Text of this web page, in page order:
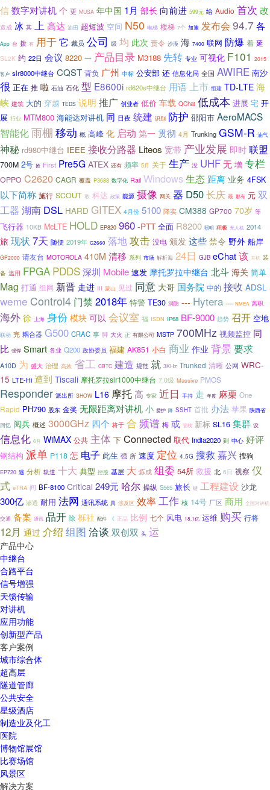
信数字对讲机 个 更 MUSA 年中国 1月 部长 向前进 599元 给 Audio 首次 改
造成 冰 其 上 高达 油田 超短波 空间 N50 电梯 楼梯 7个 加速 发布会 94.7各
App 台 拨 有 用于它 裁员 公司 级 均 此次 责令 沙漠 海 7400 联网 防爆 着 延
SL2K 约 22日 会议 8220 一 产品目录 M3188 先转 专业 可视化 F101 2015
客户 slr8000中继台 CQST 背负 广州 中标 公安部 还 信息化局 全国 AWIRE 南沙
很 正在 推 啦 石油 石化 型 E8600i rd620s中继台 用语 上市 组建 TD-LTE 海
峡 建筑 大的 穿越 TEDS 说明 推广 创业者 低价 车载 QChat 低成本 进展 宅 开
展 行业 MTM800 海能达对讲机 同 日夜 统建 识别 防护 邵阳市 AeroMACS
智能化雨棚 移动 概 高峰 化 启动 第一 贯彻 4月 Trunking GSM-R 油气
神秘 rd980中继台 IEEE 接收分路器 Liteos 宽带 产业发展 即时 联盟
700M 2号 抢 First Pre5G ATEX 还有 频率 5月 关于 生产 没 UHF无 增 专栏
OPPO C2620 CAGR 覆盖 P3688 数字化 Rail Windows生态 距离 业务 4FSK
以下简称 施行 SCOUT 敢 科达 政策 能源 摄像 网关 器 D50长庆 最 那有 元 双
工器 湖南 DSL HARD GITEX 4月份 5100 降实 CM388 GP700 70岁 等
飞行器 10KB McLTE HOLD EP820 960 -PTT 全面 R8200 照明 积极 无人机 2014
旅 现状 7天 随便 2019年 C2660 落地攻击 没电 颁发 这些 禁令 野外 船岸
GP2000 请友台 MOTOROLA 410M 清移 系列 市场 解析海 24日 GJB eChat该 耳机 装
备 滥用 FPGA PDDS深圳 Mobile 速发 摩托罗拉中继台 北斗 海关 简单
Mag 打通 组网 新晋 走进 III 蒙山 见过 同意 大哥 国务院 中的 接收 ADSL
weme Control4 门禁 2018年 特警 TE30 消防 --- Hytera ---- NMEA 离职
海外 徐 上海 身份模块 可以 会议室 福 ISDN IP68 BF-9000 趋势 召开 空地
联动 完 耦合器 G500 CRAC 事 脚 大火 正 有限公司 MSTP 700MHz 视频监控 同
比 强悍 Smart 各业 Q200 政协委员 福建 AK851 小白 商业 作业 背景 要求
A10D 为 盛大 治理 高效 省工 CBTC 建造 规范 就 3KHz Trunked 清晰 公网 WRC-
15 LTE-Hi 遭到 Tiscali 摩托罗拉slr1000中继台 7.0级 Massive PMOS
Responder 派出所 SHOW L16 摩托高 专家 近日 手持 走 年度 麻栗 One
Rapid PH790 股东 金奖 无限距离对讲机 小 爱护 降 SSHT 首批 办法 苹果 陕西省
回忆 阅兵 概述 3000GHz 四个 将于 合 频谱 梅 或 管线 新标 SL16 集群 设
信息化 6月 WiMAX 公共 主体 下 Connected 取代 India2020 到 中心 好评
钢结构 派单 P118 怎 电子 此生 强 所 速度 定位 4.5G 搜救 嘉兴 搜狗
EP720 遇 分析 轨道 十大 典型 控股 基层 大 炼成 组委 54所 救援 北 6日 视察 仪
式 eTRA 间 BF-8100 Critical 249元 哈尔 操纵 S565 旅长 键 工程建设 沙龙
300亿 渗透 耐用 法网 通讯系统 具 涉及区 效率工作 核 14号 厂区 商用 全国对讲机
交通 备案 通讯 品开 除 栎社 配件 《 正品 比例 七个 风电 18.1亿 运维 购买 行将
12月 通过 介绍 组图 洽谈 双创双 头 运
产品中心
中继台
合路平台
信号增强
天馈传输
对讲机
应用功能
创新型产品
客户案例
城市综合体
超高层
隧道管廊
公共安全
星级酒店
制造业及化工
医院
博物馆展馆
比赛场馆
风景区
解决方案